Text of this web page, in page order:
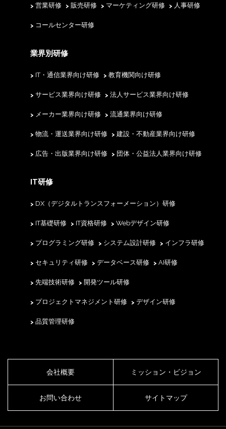
営業研修 販売研修 マーケティング研修 人事研修
コールセンター研修
業界別研修
IT・通信業界向け研修 教育機関向け研修
サービス業界向け研修 法人サービス業界向け研修
メーカー業界向け研修 流通業界向け研修
物流・運送業界向け研修 建設・不動産業界向け研修
広告・出版業界向け研修 団体・公益法人業界向け研修
IT研修
DX（デジタルトランスフォーメーション）研修
IT基礎研修 IT資格研修 Webデザイン研修
プログラミング研修 システム設計研修 インフラ研修
セキュリティ研修 データベース研修 AI研修
先端技術研修 開発ツール研修
プロジェクトマネジメント研修 デザイン研修
品質管理研修
会社概要 ミッション・ビジョン
お問い合わせ サイトマップ